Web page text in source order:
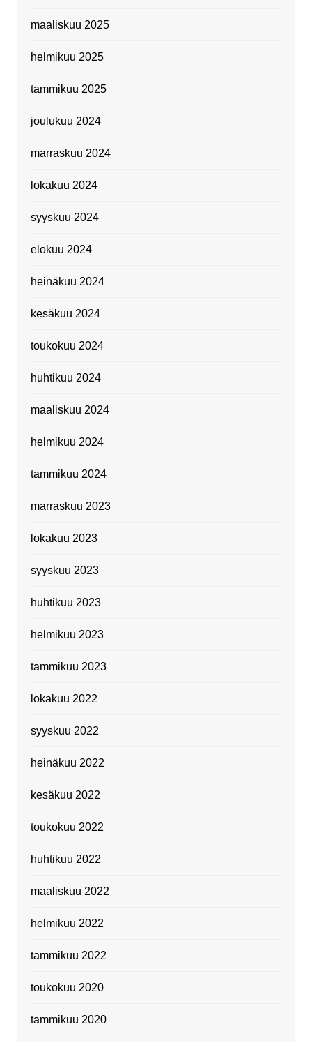
maaliskuu 2025
helmikuu 2025
tammikuu 2025
joulukuu 2024
marraskuu 2024
lokakuu 2024
syyskuu 2024
elokuu 2024
heinäkuu 2024
kesäkuu 2024
toukokuu 2024
huhtikuu 2024
maaliskuu 2024
helmikuu 2024
tammikuu 2024
marraskuu 2023
lokakuu 2023
syyskuu 2023
huhtikuu 2023
helmikuu 2023
tammikuu 2023
lokakuu 2022
syyskuu 2022
heinäkuu 2022
kesäkuu 2022
toukokuu 2022
huhtikuu 2022
maaliskuu 2022
helmikuu 2022
tammikuu 2022
toukokuu 2020
tammikuu 2020